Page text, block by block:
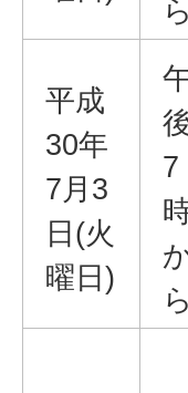
ら
平成
30年
7月3
日(火
曜日)
7
ら